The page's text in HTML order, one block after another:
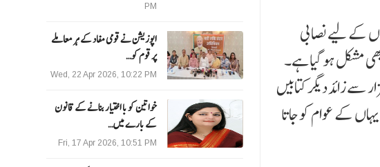
PM
اپوزیشن نے قومی مفاد کے ہر معاملے
پر قوم کو…
Wed, 22 Apr 2026, 10:22 PM
خواتین کو با اختیار بنانے کے قانون
کے بارے میں…
Fri, 17 Apr 2026, 10:51 PM
کے لیے نصا بی
مشکل ہو گیا ہے۔
ڈیجیٹل لائبریری میں پہلی جماعت سے دسویں جماعت تک کی نصابی کتابوں کے علاوہ 10 ہزار سے زائد دیگر کتابیں
کے عوام کو جاتا